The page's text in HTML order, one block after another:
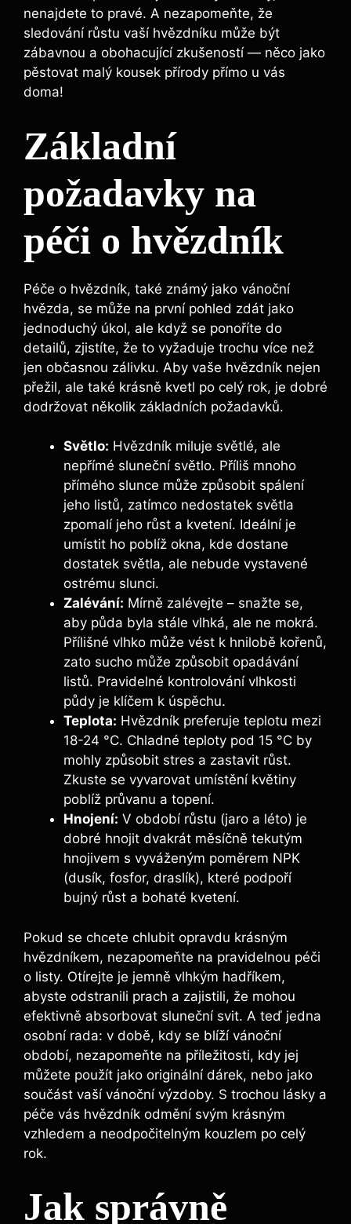
nenajdete to pravé. A nezapomeňte, že
sledování růstu vaší hvězdníku může být
zábavnou a obohacující zkušeností — něco jako
pěstovat malý kousek přírody přímo u vás
doma!
Základní
požadavky na
péči o hvězdník
Péče o hvězdník, také známý jako vánoční
hvězda, se může na první pohled zdát jako
jednoduchý úkol, ale když se ponoříte do
detailů, zjistíte, že to vyžaduje trochu více než
jen občasnou zálivku. Aby vaše hvězdník nejen
přežil, ale také krásně kvetl po celý rok, je dobré
dodržovat několik základních požadavků.
Světlo: Hvězdník miluje světlé, ale
nepřímé sluneční světlo. Příliš mnoho
přímého slunce může způsobit spálení
jeho listů, zatímco nedostatek světla
zpomalí jeho růst a kvetení. Ideální je
umístit ho poblíž okna, kde dostane
dostatek světla, ale nebude vystavené
ostrému slunci.
Zalévání: Mírně zalévejte – snažte se,
aby půda byla stále vlhká, ale ne mokrá.
Přílišné vlhko může vést k hnilobě kořenů,
zato sucho může způsobit opadávání
listů. Pravidelné kontrolování vlhkosti
půdy je klíčem k úspěchu.
Teplota: Hvězdník preferuje teplotu mezi
18-24 °C. Chladné teploty pod 15 °C by
mohly způsobit stres a zastavit růst.
Zkuste se vyvarovat umístění květiny
poblíž průvanu a topení.
Hnojení: V období růstu (jaro a léto) je
dobré hnojit dvakrát měsíčně tekutým
hnojivem s vyváženým poměrem NPK
(dusík, fosfor, draslík), které podpoří
bujný růst a bohaté kvetení.
Pokud se chcete chlubit opravdu krásným
hvězdníkem, nezapomeňte na pravidelnou péči
o listy. Otírejte je jemně vlhkým hadříkem,
abyste odstranili prach a zajistili, že mohou
efektivně absorbovat sluneční svit. A teď jedna
osobní rada: v době, kdy se blíží vánoční
období, nezapomeňte na příležitosti, kdy jej
můžete použít jako originální dárek, nebo jako
součást vaší vánoční výzdoby. S trochou lásky a
péče vás hvězdník odmění svým krásným
vzhledem a neodpočitelným kouzlem po celý
rok.
Jak správně